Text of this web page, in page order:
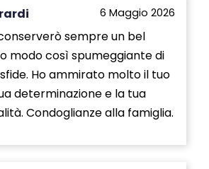
6 Maggio 2026
sempre un bel
modo così spumeggiante di
Ho ammirato molto il tuo
determinazione e la tua
Condoglianze alla famiglia.